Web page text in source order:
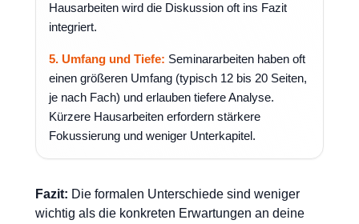
Hausarbeiten wird die Diskussion oft ins Fazit
integriert.
5. Umfang und Tiefe: Seminararbeiten haben oft
einen größeren Umfang (typisch 12 bis 20 Seiten,
je nach Fach) und erlauben tiefere Analyse.
Kürzere Hausarbeiten erfordern stärkere
Fokussierung und weniger Unterkapitel.
Fazit: Die formalen Unterschiede sind weniger
wichtig als die konkreten Erwartungen an deine